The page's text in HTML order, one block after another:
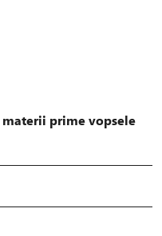
prime vopsele